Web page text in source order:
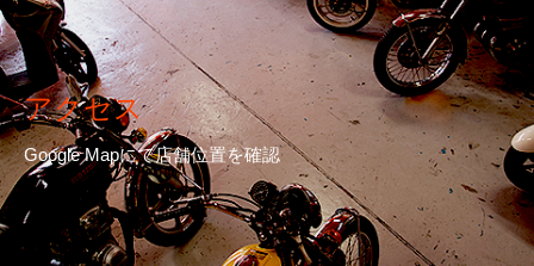
アクセス
Google Mapにて店舗位置を確認